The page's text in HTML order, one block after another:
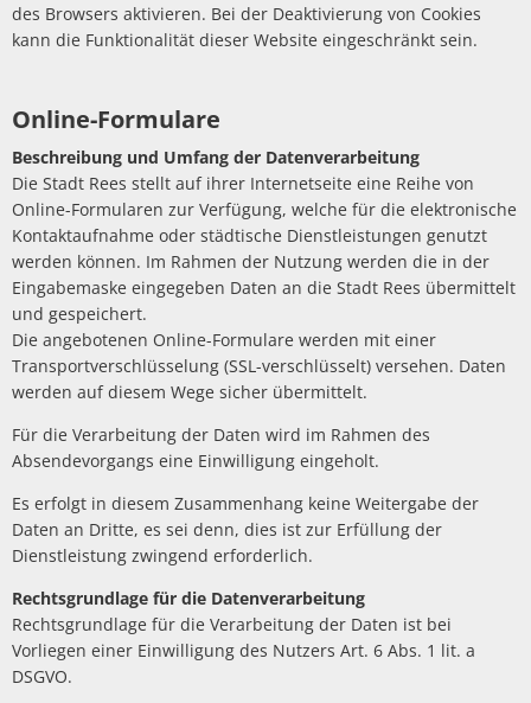
des Browsers aktivieren. Bei der Deaktivierung von Cookies
kann die Funktionalität dieser Website eingeschränkt sein.
Online-Formulare
Beschreibung und Umfang der Datenverarbeitung
Die Stadt Rees stellt auf ihrer Internetseite eine Reihe von
Online-Formularen zur Verfügung, welche für die elektronische
Kontaktaufnahme oder städtische Dienstleistungen genutzt
werden können. Im Rahmen der Nutzung werden die in der
Eingabemaske eingegeben Daten an die Stadt Rees übermittelt
und gespeichert.
Die angebotenen Online-Formulare werden mit einer
Transportverschlüsselung (SSL-verschlüsselt) versehen. Daten
werden auf diesem Wege sicher übermittelt.
Für die Verarbeitung der Daten wird im Rahmen des
Absendevorgangs eine Einwilligung eingeholt.
Es erfolgt in diesem Zusammenhang keine Weitergabe der
Daten an Dritte, es sei denn, dies ist zur Erfüllung der
Dienstleistung zwingend erforderlich.
Rechtsgrundlage für die Datenverarbeitung
Rechtsgrundlage für die Verarbeitung der Daten ist bei
Vorliegen einer Einwilligung des Nutzers Art. 6 Abs. 1 lit. a
DSGVO.